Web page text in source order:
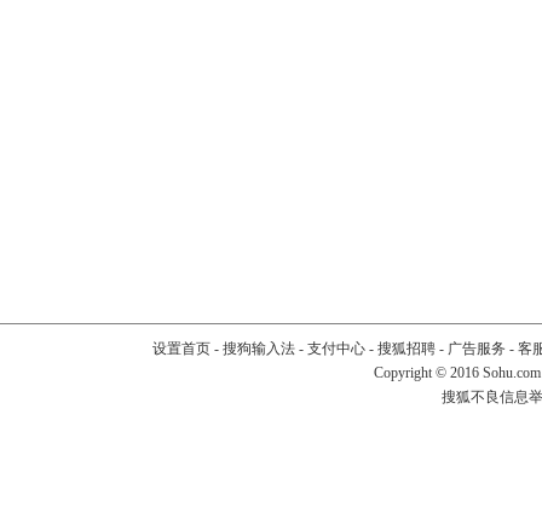
设置首页- 搜狗输入法- 支付中心- 搜狐招聘- 广告服务 - 客
Copyright © 2016
搜狐不良信息